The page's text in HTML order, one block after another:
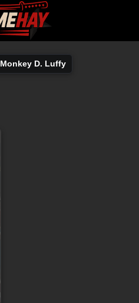
Monkey D. Luffy